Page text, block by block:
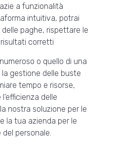
a funzionalità
intuitiva, potrai
delle paghe, rispettare le
corretti
o quello di una
gestione delle buste
tempo e risorse,
delle
nostra soluzione per le
la tua azienda per le
personale.